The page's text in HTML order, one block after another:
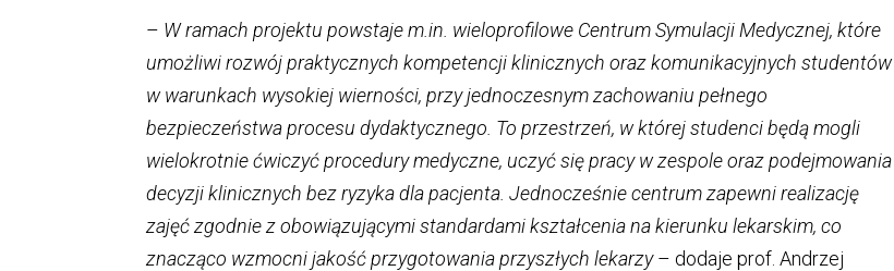
– W ramach projektu powstaje m.in. wieloprofilowe Centrum Symulacji Medycznej, które
umożliwi rozwój praktycznych kompetencji klinicznych oraz komunikacyjnych studentów
w warunkach wysokiej wierności, przy jednoczesnym zachowaniu pełnego
bezpieczeństwa procesu dydaktycznego. To przestrzeń, w której studenci będą mogli
wielokrotnie ćwiczyć procedury medyczne, uczyć się pracy w zespole oraz podejmowania
decyzji klinicznych bez ryzyka dla pacjenta. Jednocześnie centrum zapewni realizację
zajęć zgodnie z obowiązującymi standardami kształcenia na kierunku lekarskim, co
znacząco wzmocni jakość przygotowania przyszłych lekarzy– dodaje prof. Andrzej